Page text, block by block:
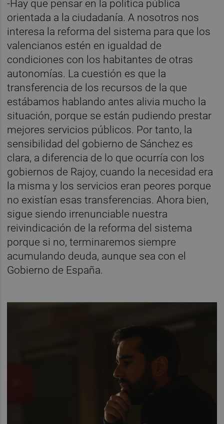
-Hay que pensar en la política pública
orientada a la ciudadanía. A nosotros nos
interesa la reforma del sistema para que los
valencianos estén en igualdad de
condiciones con los habitantes de otras
autonomías. La cuestión es que la
transferencia de los recursos de la que
estábamos hablando antes alivia mucho la
situación, porque se están pudiendo prestar
mejores servicios públicos. Por tanto, la
sensibilidad del gobierno de Sánchez es
clara, a diferencia de lo que ocurría con los
gobiernos de Rajoy, cuando la necesidad era
la misma y los servicios eran peores porque
no existían esas transferencias. Ahora bien,
sigue siendo irrenunciable nuestra
reivindicación de la reforma del sistema
porque si no, terminaremos siempre
acumulando deuda, aunque sea con el
Gobierno de España.